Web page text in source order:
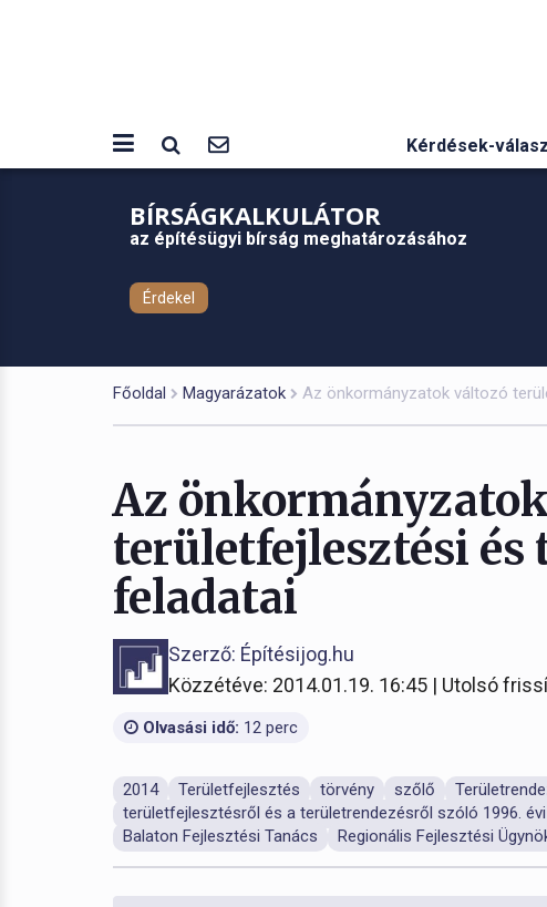
Kérdések-
BÍRSÁGKALKULÁTOR
az építésügyi bírság meghatározásához
Érdekel
Főoldal Magyarázatok Az önkormányzatok változó
Az
területfejlesztési és
feladatai
Szerző: Építésijog.hu
Közzétéve: 2014.01.19. 16:45 | Utolsó
Olvasási idő: 12 perc
2014 Területfejlesztés törvény szőlő
területfejlesztésről és a területrendezésről szóló 1996.
Balaton Fejlesztési Tanács
Regionális Fejlesztési